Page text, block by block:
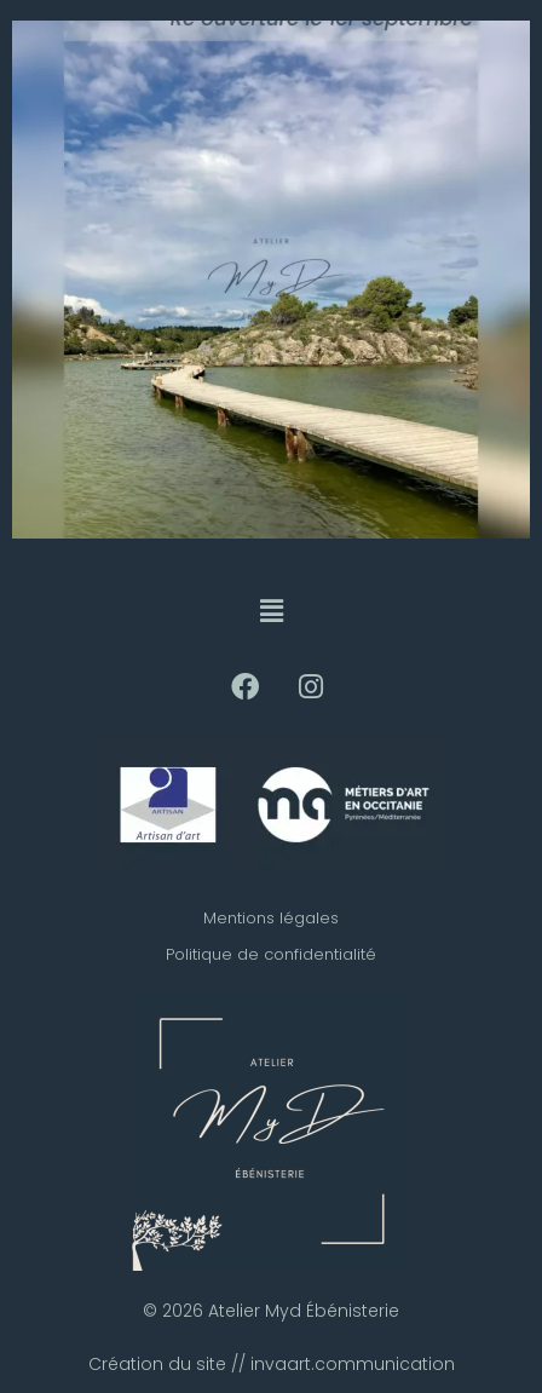
Mentions légales
Politique de confidentialité
© 2026 Atelier Myd Ébénisterie
Création du site // invaart.communication